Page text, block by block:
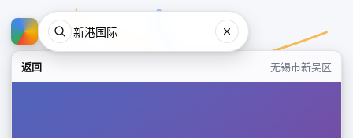
返回 无锡市新吴区